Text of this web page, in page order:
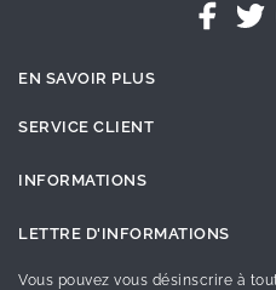
EN SAVOIR PLUS
SERVICE CLIENT
INFORMATIONS
LETTRE D'INFORMATIONS
Vous pouvez vous désinscrire à